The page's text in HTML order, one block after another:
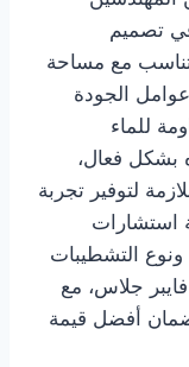
تصميم
مع مساحة
الجودة
للماء
بشكل فعال،
لتوفير تجربة
استشارات
ونوع التشطيبات
جلاس، مع
أفضل قيمة